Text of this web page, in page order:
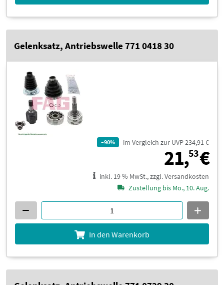
Gelenksatz, Antriebswelle 771 0418 30
–90% im Vergleich zur UVP 234,91 €
21,53€
inkl. 19 % MwSt., zzgl. Versandkosten
Zustellung bis Mo., 10. Aug.
In den Warenkorb